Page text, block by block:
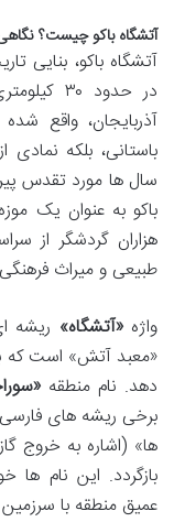
آتشگاه باکو چیست؟
آتشگاه باکو، بنایی
در
آذربایجان، واقع
باستانی، بلکه
سال ها مورد تقدس
باکو به عنوان یک
هزاران گردشگر از
طبیعی و میراث
واژه«آتشگاه» ریشه
«معبد آتش» است که
دهد. نام منطقه
برخی ریشه های
ها» (اشاره به خروج
بازگردد. این نام ها
عمیق منطقه با